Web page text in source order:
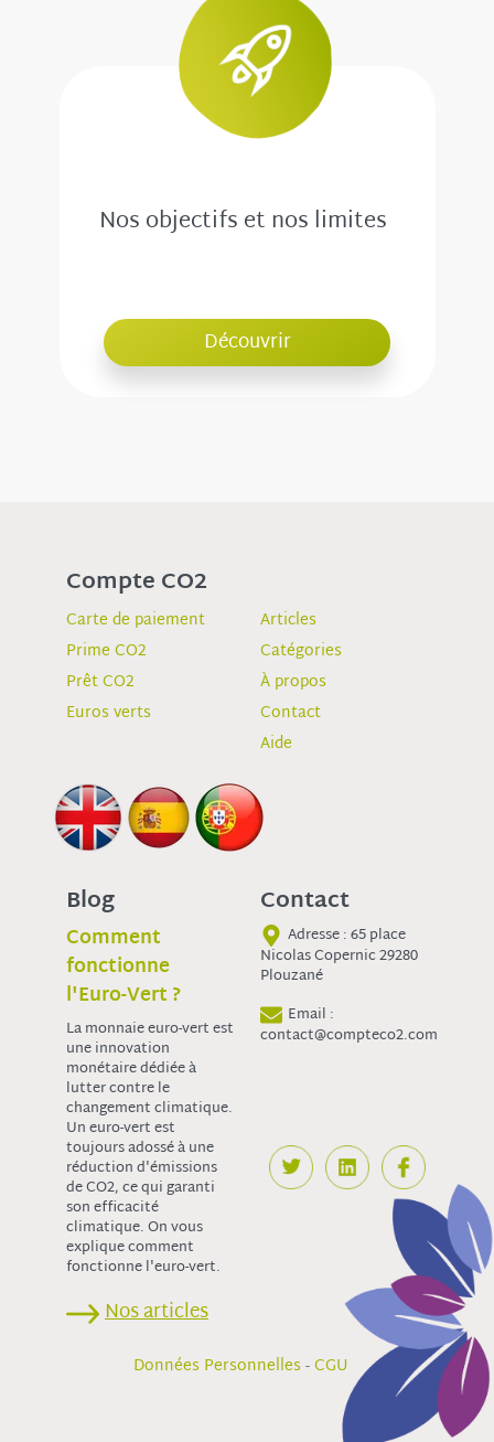
Nos objectifs et nos limites
Découvrir
Compte CO2
Carte de paiement
Prime CO2
Prêt CO2
Euros verts
Articles
Catégories
À propos
Contact
Aide
Blog
Comment
fonctionne
l'Euro-Vert ?
La monnaie euro-vert est
une innovation
monétaire dédiée à
lutter contre le
changement climatique.
Un euro-vert est
toujours adossé à une
réduction d'émissions
de CO2, ce qui garanti
son efficacité
climatique. On vous
explique comment
fonctionne l'euro-vert.
Nos articles
Contact
Adresse : 65 place
Nicolas Copernic 29280
Plouzané
Email :
contact@compteco2.com
Données Personnelles-CGU